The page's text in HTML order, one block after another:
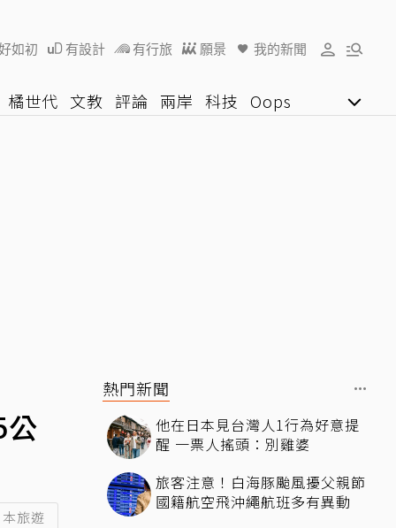
如初 有設計 有行旅 願景 我的新聞
橘世代 文教 評論 兩岸 科技 Oops
旅遊
熱門新聞
他在日本見台灣人1行為好意提
醒 一票人搖頭：別雞婆
旅客注意！白海豚颱風擾父親節
國籍航空飛沖繩航班多有異動